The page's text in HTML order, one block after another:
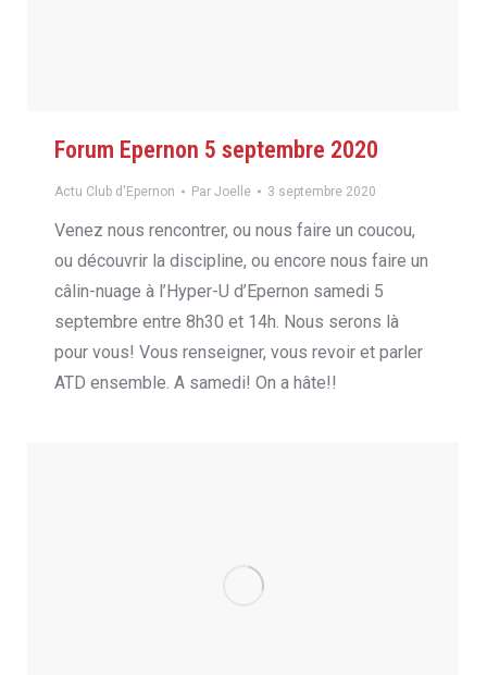
Forum Epernon 5 septembre 2020
Actu Club d'Epernon Par Joelle 3 septembre 2020
Venez nous rencontrer, ou nous faire un coucou,
ou découvrir la discipline, ou encore nous faire un
câlin-nuage à l’Hyper-U d’Epernon samedi 5
septembre entre 8h30 et 14h. Nous serons là
pour vous! Vous renseigner, vous revoir et parler
ATD ensemble. A samedi! On a hâte!!